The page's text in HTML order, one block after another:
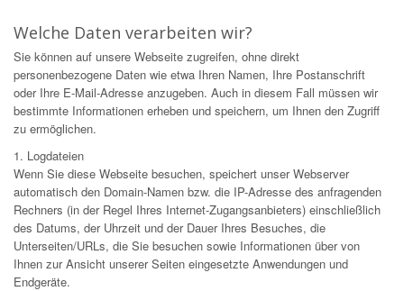
Welche Daten verarbeiten wir?
Sie können auf unsere Webseite zugreifen, ohne direkt
personenbezogene Daten wie etwa Ihren Namen, Ihre Postanschrift
oder Ihre E-Mail-Adresse anzugeben. Auch in diesem Fall müssen wir
bestimmte Informationen erheben und speichern, um Ihnen den Zugriff
zu ermöglichen.
1. Logdateien
Wenn Sie diese Webseite besuchen, speichert unser Webserver
automatisch den Domain-Namen bzw. die IP-Adresse des anfragenden
Rechners (in der Regel Ihres Internet-Zugangsanbieters) einschließlich
des Datums, der Uhrzeit und der Dauer Ihres Besuches, die
Unterseiten/URLs, die Sie besuchen sowie Informationen über von
Ihnen zur Ansicht unserer Seiten eingesetzte Anwendungen und
Endgeräte.